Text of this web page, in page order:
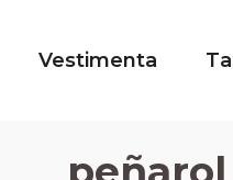
Vestimenta